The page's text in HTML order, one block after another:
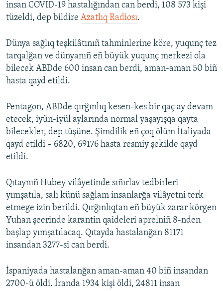
RFE/RS bütün saytları
insan COVID-19 hastalığından can berdi, 108 573 kişi
tüzeldi, dep bildire Azatlıq Radiosı.
Dünya sağlıq teşkilâtınıñ tahminlerine köre, yuqunç tez
tarqalğan ve dünyanıñ eñ büyük yuqunç merkezi ola
bilecek ABDde 600 insan can berdi, aman-aman 50 biñ
hasta qayd etildi.
Pentagon, ABDde qırğınlıq kesen-kes bir qaç ay devam
etecek, iyün-iyül aylarında normal yaşayışqa qayta
bilecekler, dep tüşüne. Şimdilik eñ çoq ölüm İtaliyada
qayd etildi – 6820, 69176 hasta resmiy şekilde qayd
etildi.
Qıtaynıñ Hubey vilâyetinde sıñırlav tedbirleri
yımşatıla, salı künü sağlam insanlarğa vilâyetni terk
etmege izin berildi. Qırğınlıqtan eñ büyük zarar körgen
Yuhan şeerinde karantin qaideleri aprelniñ 8-nden
başlap yımşatılacaq. Qıtayda hastalanğan 81171
insandan 3277-si can berdi.
İspaniyada hastalanğan aman-aman 40 biñ insandan
2700-ü öldi. İranda 1934 kişi öldi, 24811 insan